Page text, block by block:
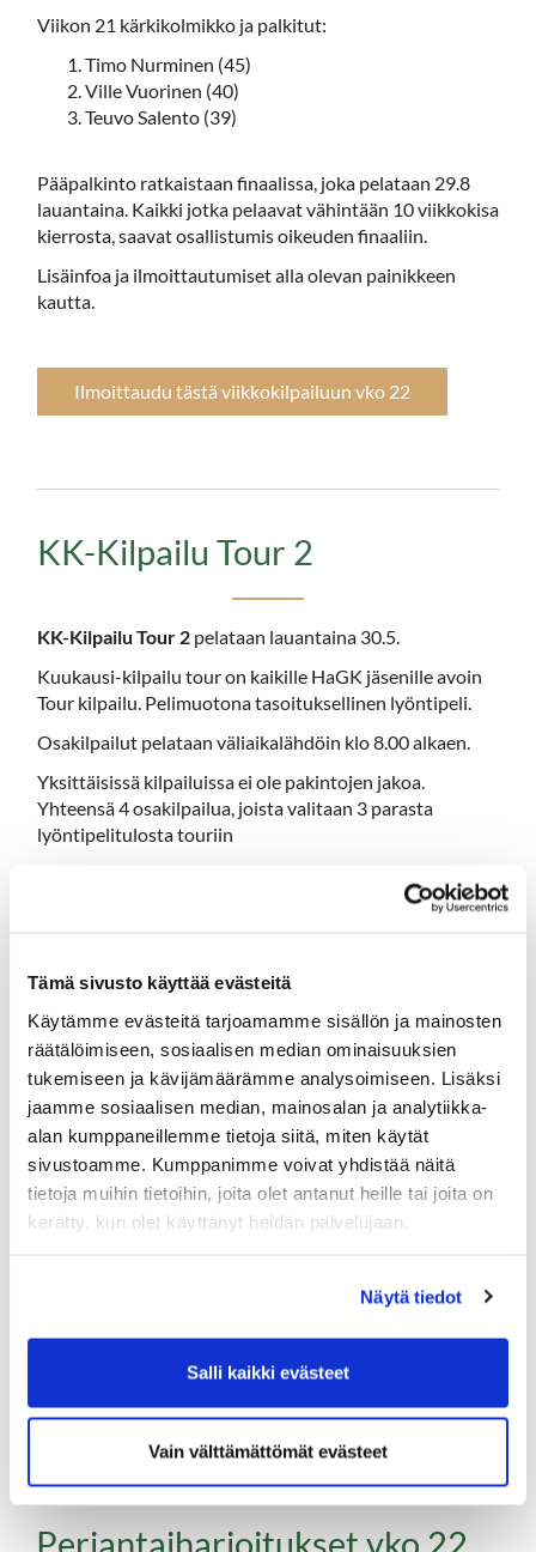
Tämä sivusto käyttää evästeitä
Käytämme evästeitä tarjoamamme sisällön ja mainosten
räätälöimiseen, sosiaalisen median ominaisuuksien
tukemiseen ja kävijämäärämme analysoimiseen. Lisäksi
jaamme sosiaalisen median, mainosalan ja analytiikka-
alan kumppaneillemme tietoja siitä, miten käytät
sivustoamme. Kumppanimme voivat yhdistää näitä
tietoja muihin tietoihin, joita olet antanut heille tai joita on
kerätty, kun olet käyttänyt heidän palvelujaan.
Näytä tiedot
Salli kaikki evästeet
Vain välttämättömät evästeet
Viikon 21 kärkikolmikko ja palkitut:
Timo Nurminen (45)
Ville Vuorinen (40)
Teuvo Salento (39)
Pääpalkinto ratkaistaan finaalissa, joka pelataan 29.8
lauantaina. Kaikki jotka pelaavat vähintään 10 viikkokisa
kierrosta, saavat osallistumis oikeuden finaaliin.
Lisäinfoa ja ilmoittautumiset alla olevan painikkeen
kautta.
Ilmoittaudu tästä viikkokilpailuun vko 22
KK-Kilpailu Tour 2
KK-Kilpailu Tour 2 pelataan lauantaina 30.5.
Kuukausi-kilpailu tour on kaikille HaGK jäsenille avoin
Tour kilpailu. Pelimuotona tasoituksellinen lyöntipeli.
Osakilpailut pelataan väliaikalähdöin klo 8.00 alkaen.
Yksittäisissä kilpailuissa ei ole pakintojen jakoa.
Yhteensä 4 osakilpailua, joista valitaan 3 parasta
lyöntipelitulosta touriin
Jere Metso 66 (-6)
Maire Pietilä 70 (-2)
Jere Ihonen 71 (-1)
SCR
Jere Ihonen 81 (+9)
Matti Manninen 83 (+11)
Ilmloittaudu mukaan KK-Kilpailu Tour 2
Perjantaiharjoitukset vko 22